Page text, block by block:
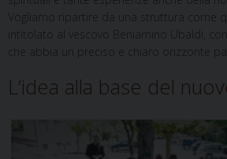
Vogliamo ripartire da una struttura come
intitolato al vescovo Beniamino Ubaldi,
che abbia un preciso e chiaro orizzonte
L’idea alla base del